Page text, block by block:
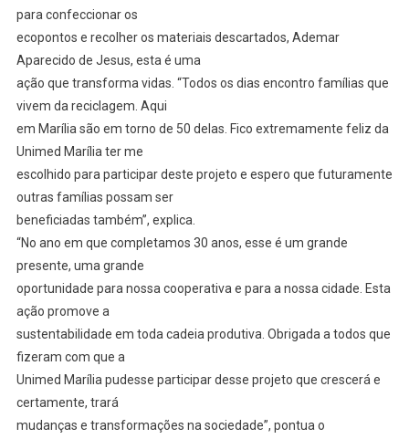
para confeccionar os
ecopontos e recolher os materiais descartados, Ademar
Aparecido de Jesus, esta é uma
ação que transforma vidas. “Todos os dias encontro famílias que
vivem da reciclagem. Aqui
em Marília são em torno de 50 delas. Fico extremamente feliz da
Unimed Marília ter me
escolhido para participar deste projeto e espero que futuramente
outras famílias possam ser
beneficiadas também”, explica.
“No ano em que completamos 30 anos, esse é um grande
presente, uma grande
oportunidade para nossa cooperativa e para a nossa cidade. Esta
ação promove a
sustentabilidade em toda cadeia produtiva. Obrigada a todos que
fizeram com que a
Unimed Marília pudesse participar desse projeto que crescerá e
certamente, trará
mudanças e transformações na sociedade”, pontua o